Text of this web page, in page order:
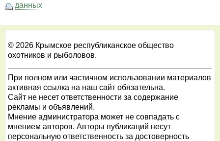
данных
© 2026 Крымское республиканское общество
охотников и рыболовов.
При полном или частичном использовании материалов
активная ссылка на наш сайт обязательна.
Сайт не несет ответственности за содержание
рекламы и объявлений.
Мнение администратора может не совпадать с
мнением авторов. Авторы публикаций несут
персональную ответственность за достоверность